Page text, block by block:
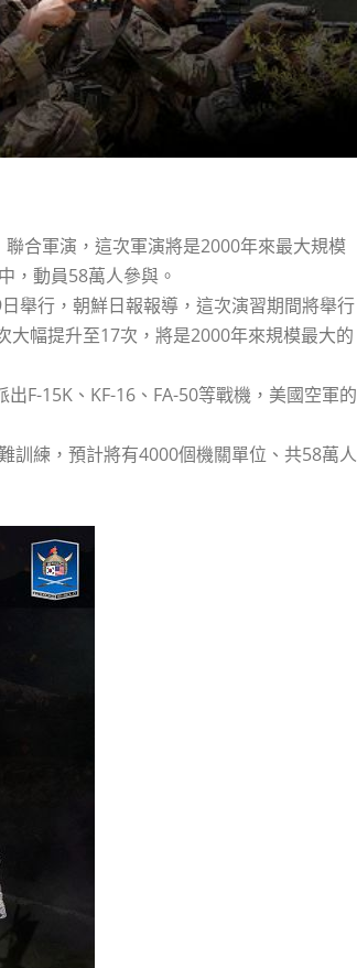
合軍演，這次軍演將是2000年來最大規模
，動員58萬人參與。
舉行，朝鮮日報報導，這次演習期間將舉行
幅提升至17次，將是2000年來規模最大的
F-15K、KF-16、FA-50等戰機，美國空軍的
訓練，預計將有4000個機關單位、共58萬人